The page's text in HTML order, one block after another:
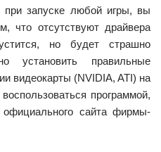
при запуске любой игры, вы
что отсутствуют драйвера
но будет страшно
установить правильные
видеокарты (NVIDIA, ATI) на
программой,
сайта фирмы-